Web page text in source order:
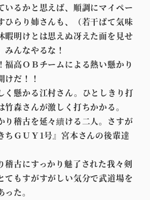
いるかと思えば、順調にマイペー
ひらり姉さんも、（若干ばて気味
暇明けとは思えぬ冴えた面を見せ
みんなやるな！
福高ＯＢチームによる熱い懸かり
けだ！！
く懸かる江村さん。ひとしきり打
竹森さんが激しく打ちかかる。
り稽古を延々續ける二人。さすが
ちＧＵＹ1号』宮本さんの後輩達
稽古にすっかり魅了された我々剣
てもすがすがしい気分で武道場を
た。